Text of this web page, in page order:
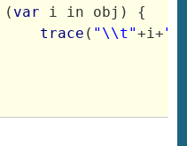
( var i in obj) {
trace ( "\\t"+i+"-